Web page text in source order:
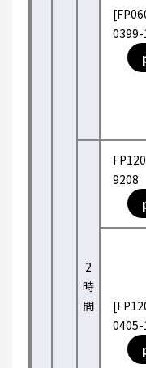
2
時
間
9208